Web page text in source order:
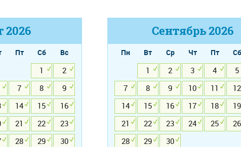
2026
Пт Сб
Вс
1
2
7 8
9
14 15
16
21 22
23
28 29
30
Сентябрь2026
Пн Вт Ср Чт Пт Сб
1
2 3 4 5
7
8 9 10 11 12
14
15 16 17 18 19
21
22 23 24 25 26
28
29 30